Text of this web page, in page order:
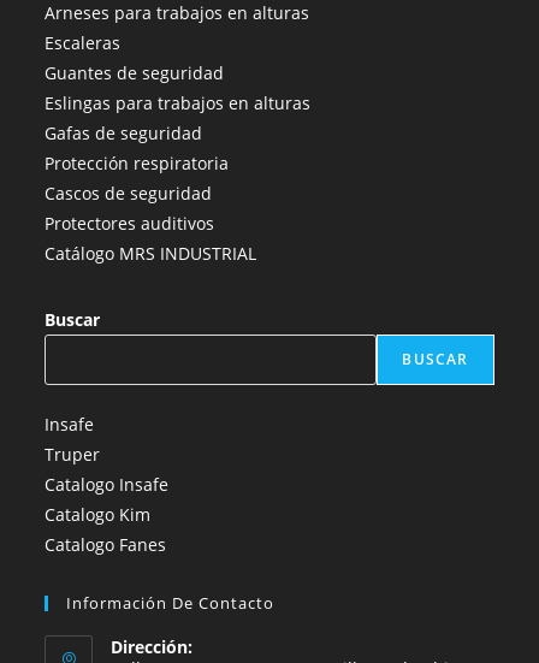
en
una
nueva
pestaña
una
nueva
pestaña
una
nueva
pestaña
nueva
Arneses para trabajos en alturas
Escaleras
Guantes de seguridad
Eslingas para trabajos en alturas
Gafas de seguridad
Protección respiratoria
Cascos de seguridad
Protectores auditivos
Catálogo MRS INDUSTRIAL
Buscar
BUSCAR
Insafe
Truper
Catalogo Insafe
Catalogo Kim
Catalogo Fanes
Información De Contacto
Dirección: